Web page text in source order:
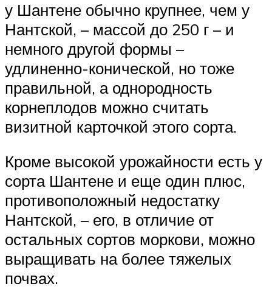
у Шантене обычно крупнее, чем у
Нантской, – массой до 250 г – и
немного другой формы –
удлиненно-конической, но тоже
правильной, а однородность
корнеплодов можно считать
визитной карточкой этого сорта.
Кроме высокой урожайности есть у
сорта Шантене и еще один плюс,
противоположный недостатку
Нантской, – его, в отличие от
остальных сортов моркови, можно
выращивать на более тяжелых
почвах.